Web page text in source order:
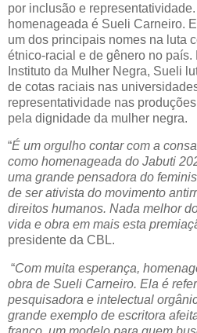
por inclusão e
homenageada é Sueli Carneiro.
um dos principais nomes na luta
étnico-racial e de gênero no
Instituto da Mulher Negra, Sueli
de cotas raciais nas
representatividade nas
pela dignidade da mulher negra.
“É um orgulho contar com a
como homenageada do Jabuti
uma grande pensadora do
de ser ativista do movimento
direitos humanos. Nada melhor
vida e obra em mais esta
presidente da CBL.
“Com muita esperança,
obra de Sueli Carneiro. Ela é
pesquisadora e intelectual
grande exemplo de escritora